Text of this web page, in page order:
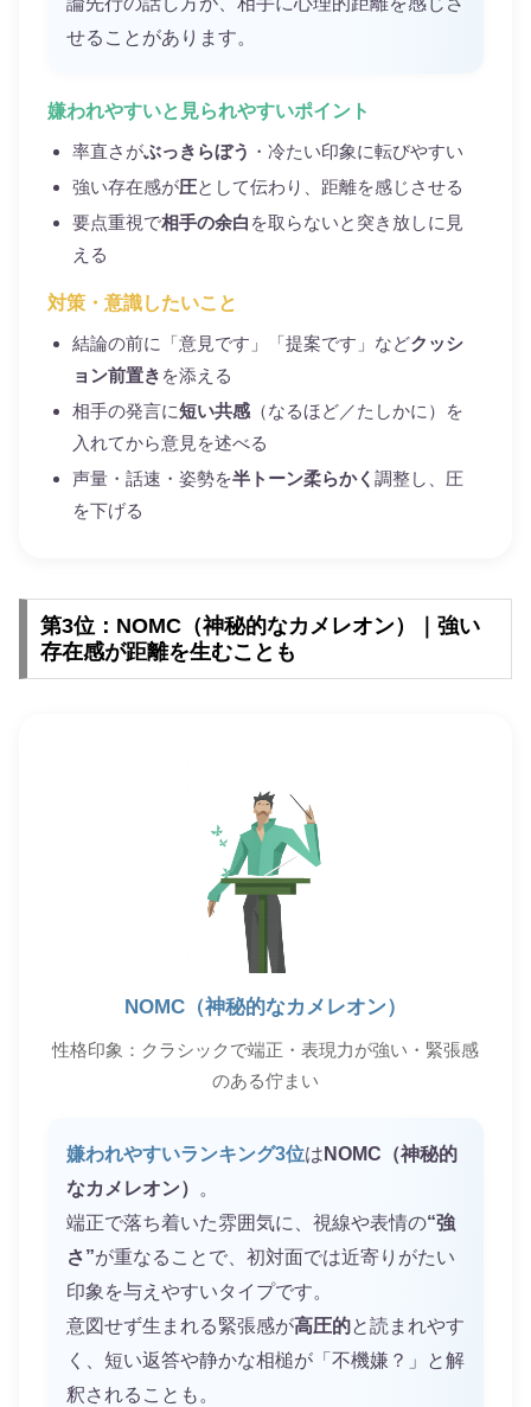
せることがあります。
嫌われやすいと見られやすいポイント
率直さがぶっきらぼう ・冷たい印象に転びやすい
強い存在感が圧として伝わり、距離を感じさせる
要点重視で相手の余白 を取らないと突き放しに見
える
対策・意識したいこと
結論の前に「意見です」「提案です」などクッシ
ョン前置き を添える
相手の発言に短い共感（なるほど／たしかに）を
入れてから意見を述べる
声量・話速・姿勢を半トーン柔らかく 調整し、圧
を下げる
第3位：NOMC（神秘的なカメレオン）｜強い
存在感が距離を生むことも
NOMC（神秘的なカメレオン）
性格印象：クラシックで端正・表現力が強い・緊張感
のある佇まい
嫌われやすいランキング3位は NOMC（神秘的
なカメレオン）
。
端正で落ち着いた雰囲気に、視線や表情の“強
さ”が重なることで、初対面では近寄りがたい
印象を与えやすいタイプです。
意図せず生まれる緊張感が高圧的と読まれやす
く、短い返答や静かな相槌が「不機嫌？」と解
釈されることも。